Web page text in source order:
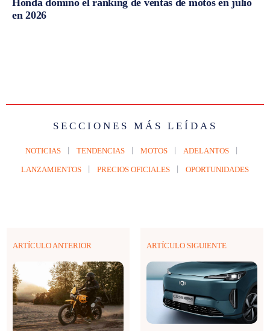
en 2026
SECCIONES MÁS LEÍDAS
NOTICIAS TENDENCIAS MOTOS ADELANTOS
LANZAMIENTOS PRECIOS OFICIALES OPORTUNIDADES
ARTÍCULO ANTERIOR ARTÍCULO SIGUIENTE